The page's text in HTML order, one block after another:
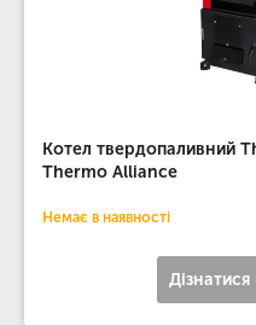
Котел твердопаливний
Thermo Alliance
Немає в наявності